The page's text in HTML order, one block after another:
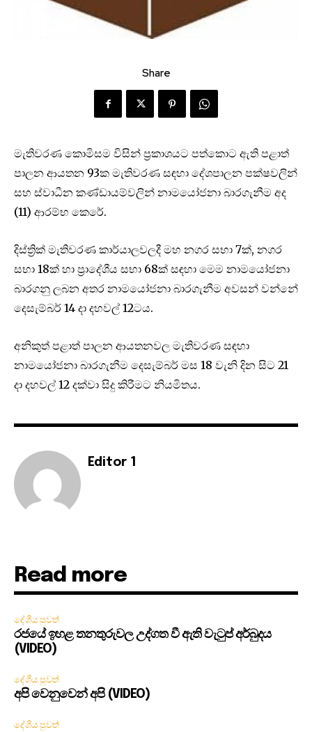
Share
මැතිවරණ කොමිසම විසින් ප්‍රකාශයට පත්කොට ඇති පළාත්
පාලන ආයතන 93ක මැතිවරණ සඳහා දේශපාලන පක්ෂවලින්
සහ ස්වාධීන කණ්ඩායම්වලින් නාමයෝජනා බාරගැනීම අද
(11) ආරම්භ කෙරේ.
දිස්ත්‍රික් මැතිවරණ කාර්යාලවලදී මහ නගර සභා 7ක්, නගර
සභා 18ක් හා ප්‍රාදේශීය සභා 68ක් සඳහා මෙම නාමයෝජනා
බාරගනු ලබන අතර නාමයෝජනා බාරගැනීම අවසන් වන්නේ
දෙසැම්බර් 14 දා දහවල් 12ටය.
අනිකුත් පළාත් පාලන ආයතනවල මැතිවරණ සඳහා
නාමයෝජනා බාරගැනීම දෙසැම්බර් මස 18 වැනි දින සිට 21
දා දහවල් 12 දක්වා සිදු කිරීමට නියමිතය.
Editor 1
Read more
දේශීය පුවත්
රජයේ ඉහළ තනතුරුවල උද්ගත වී ඇති වැටුප් අර්බුදය
(VIDEO)
දේශීය පුවත්
අපි වෙනුවෙන් අපි (VIDEO)
දේශීය පුවත්